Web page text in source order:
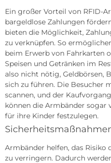
Ein großer Vorteil von RFID-
bargeldlose Zahlungen
bieten die Möglichkeit,
zu verknüpfen. So
beim Erwerb von Fahrkarten
Speisen und Getränken im
also nicht nötig, Geldbörsen,
sich zu führen. Die Besucher
scannen, und der
können die Armbänder sogar
für ihre Kinder festzulegen.
Armbänder helfen, das Risiko
zu verringern. Dadurch